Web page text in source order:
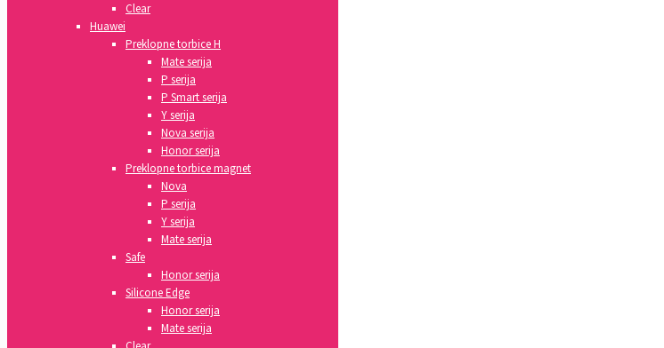
Clear
Huawei
Preklopne torbice H
Mate serija
P serija
P Smart serija
Y serija
Nova serija
Honor serija
Preklopne torbice magnet
Nova
P serija
Y serija
Mate serija
Safe
Honor serija
Silicone Edge
Honor serija
Mate serija